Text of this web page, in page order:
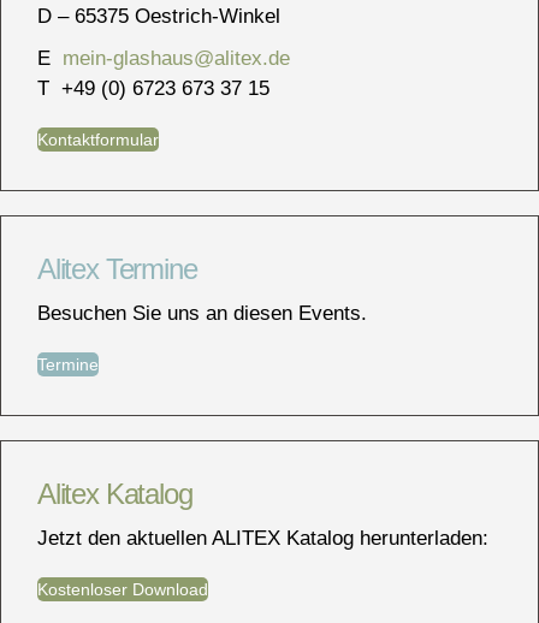
D – 65375 Oestrich-Winkel
E mein-glashaus@alitex.de
T +49 (0) 6723 673 37 15
Kontaktformular
Alitex Termine
Besuchen Sie uns an diesen Events.
Termine
Alitex Katalog
Jetzt den aktuellen ALITEX Katalog herunterladen:
Kostenloser Download